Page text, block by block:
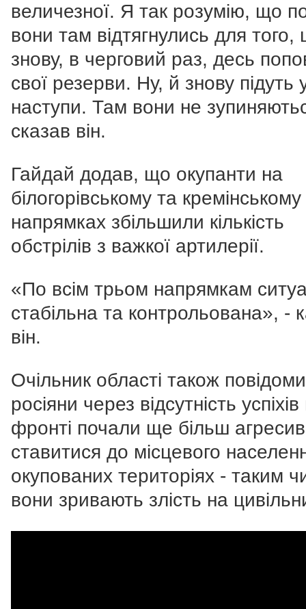
величезної. Я так розумію, що
вони там відтягнулись для
знову, в черговий раз, десь
свої резерви. Ну, й знову підуть
наступи. Там вони не
сказав він.
Гайдай додав, що окупанти на
білогорівському та кремінському
напрямках збільшили кількість
обстрілів з важкої артилерії.
«По всім трьом напрямкам
стабільна та контрольована», -
він.
Очільник області також
росіяни через відсутність
фронті почали ще більш
ставитися до місцевого
окупованих територіях - таким
вони зривають злість на